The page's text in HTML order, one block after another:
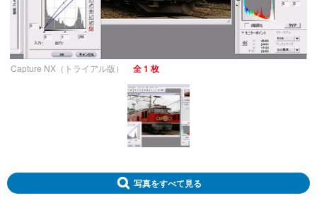
Capture NX（トライアル版） 全 1 枚
写真をすべて見る